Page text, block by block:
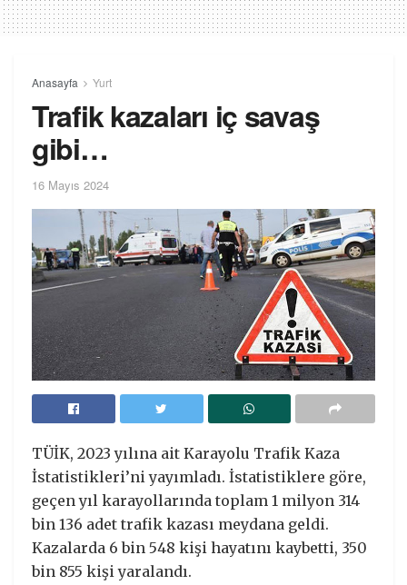
Anasayfa Yurt
Trafik kazaları iç savaş
gibi…
16 Mayıs 2024
TÜİK, 2023 yılına ait Karayolu Trafik Kaza
İstatistikleri’ni yayımladı. İstatistiklere göre,
geçen yıl karayollarında toplam 1 milyon 314
bin 136 adet trafik kazası meydana geldi.
Kazalarda 6 bin 548 kişi hayatını kaybetti, 350
bin 855 kişi yaralandı.